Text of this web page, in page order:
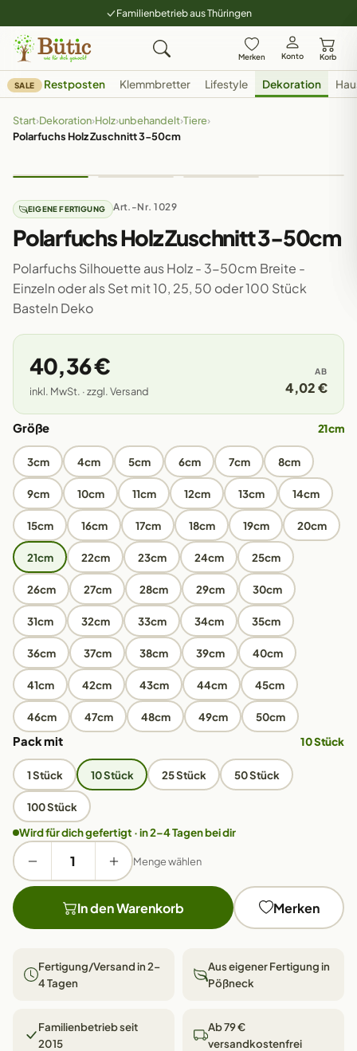
Familienbetrieb aus Thüringen
Merken Konto Korb
SALE Restposten Klemmbretter Lifestyle Dekoration
Start›Dekoration›Holz›unbehandelt›Tiere›
Polarfuchs Holz Zuschnitt 3-50cm
EIGENE FERTIGUNG Art.-Nr. 1029
Polarfuchs Holz Zuschnitt 3-50cm
Polarfuchs Silhouette aus Holz - 3-50cm Breite -
Einzeln oder als Set mit 10, 25, 50 oder 100 Stück
Basteln Deko
40,36 €
inkl. MwSt. · zzgl. Versand
AB
4,02 €
Größe 21cm
3cm 4cm 5cm 6cm 7cm 8cm
9cm 10cm 11cm 12cm 13cm 14cm
15cm 16cm 17cm 18cm 19cm 20cm
21cm 22cm 23cm 24cm 25cm
26cm 27cm 28cm 29cm 30cm
31cm 32cm 33cm 34cm 35cm
36cm 37cm 38cm 39cm 40cm
41cm 42cm 43cm 44cm 45cm
46cm 47cm 48cm 49cm 50cm
Pack mit 10 Stück
1 Stück 10 Stück 25 Stück 50 Stück
100 Stück
Wird für dich gefertigt · in 2–4 Tagen bei dir
Menge wählen
In den Warenkorb Merken
Fertigung/Versand in 2–
4 Tagen
Aus eigener Fertigung in
Pößneck
Familienbetrieb seit
2015
Ab 79 €
versandkostenfrei